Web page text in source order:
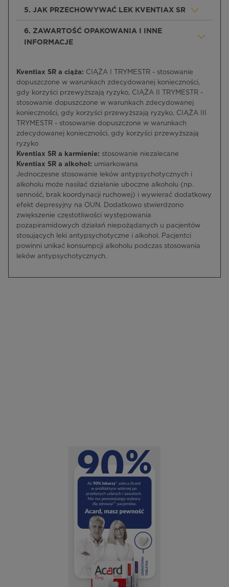
5. JAK PRZECHOWYWAĆ LEK KVENTIAX SR
6. ZAWARTOŚĆ OPAKOWANIA I INNE
INFORMACJE
Kventiax SR a ciąża: CIĄŻA I TRYMESTR - stosowanie
dopuszczone w warunkach zdecydowanej konieczności,
gdy korzyści przewyższają ryzyko, CIĄŻA II TRYMESTR -
stosowanie dopuszczone w warunkach zdecydowanej
konieczności, gdy korzyści przewyższają ryzyko, CIĄŻA III
TRYMESTR - stosowanie dopuszczone w warunkach
zdecydowanej konieczności, gdy korzyści przewyższają
ryzyko
Kventiax SR a karmienie: stosowanie niezalecane
Kventiax SR a alkohol: umiarkowana
Jednoczesne stosowanie leków antypsychotycznych i
alkoholu może nasilać działanie uboczne alkoholu (np.
senność, brak koordynacji ruchowej) i wywierać dodatkowy
efekt depresyjny na OUN. Dodatkowo stwierdzono
zwiększenie częstotliwości występowania
pozapiramidowych działań niepożądanych u pacjentów
stosujących leki antypsychotyczne i alkohol. Pacjentci
powinni unikać konsumpcji alkoholu podczas stosowania
leków antypsychotycznych.